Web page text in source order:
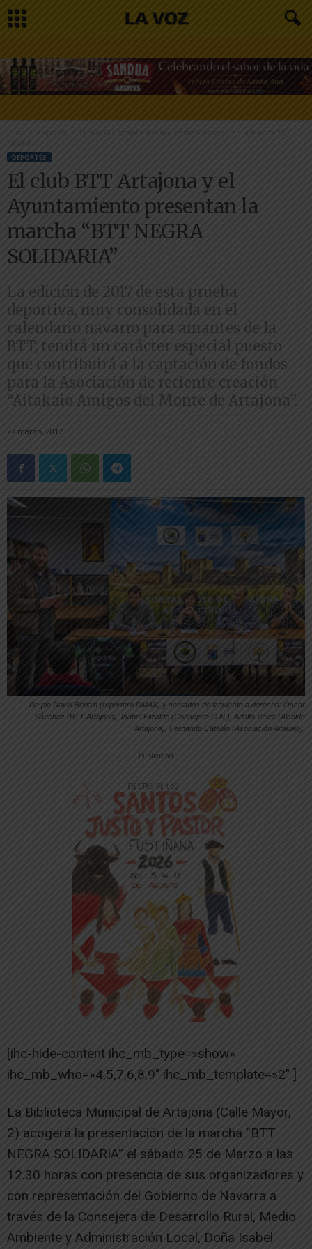
Inicio
El club BTT Artajona y el Ayuntamiento presentan la marcha “BTT
NEGRA...
DEPORTES
El club BTT Artajona y el
Ayuntamiento presentan la
marcha “BTT NEGRA
SOLIDARIA”
La edición de 2017 de esta prueba
deportiva, muy consolidada en el
calendario navarro para amantes de la
BTT, tendrá un carácter especial puesto
que contribuirá a la captación de fondos
para la Asociación de reciente creación
“Aitakaio Amigos del Monte de Artajona”.
27 marzo, 2017
De pie David Beriain (reportero DMAX) y sentados de izquierda a derecha: Óscar
Sánchez (BTT Artajona), Isabel Elizalde (Consejera G.N.), Adolfo Vélez (Alcalde
Artajona), Fernando Catalán (Asociación Aitakaio).
-- Publicidad --
[ihc-hide-content ihc_mb_type=»show»
ihc_mb_who=»4,5,7,6,8,9″ ihc_mb_template=»2″ ]
La Biblioteca Municipal de Artajona (Calle Mayor,
2) acogerá la presentación de la marcha “BTT
NEGRA SOLIDARIA” el sábado 25 de Marzo a las
12.30 horas con presencia de sus organizadores y
con representación del Gobierno de Navarra a
través de la Consejera de Desarrollo Rural, Medio
Ambiente y Administración Local, Doña Isabel